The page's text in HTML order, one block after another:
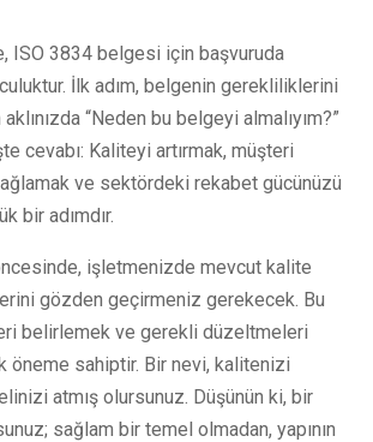
ISO 3834 belgesi için başvuruda
İlk adım, belgenin gerekliliklerini
“Neden bu belgeyi almalıyım?”
cevabı: Kaliteyi artırmak, müşteri
ve sektördeki rekabet gücünüzü
bir adımdır.
işletmenizde mevcut kalite
gözden geçirmeniz gerekecek. Bu
belirlemek ve gerekli düzeltmeleri
öneme sahiptir. Bir nevi, kalitenizi
atmış olursunuz. Düşünün ki, bir
sağlam bir temel olmadan, yapının